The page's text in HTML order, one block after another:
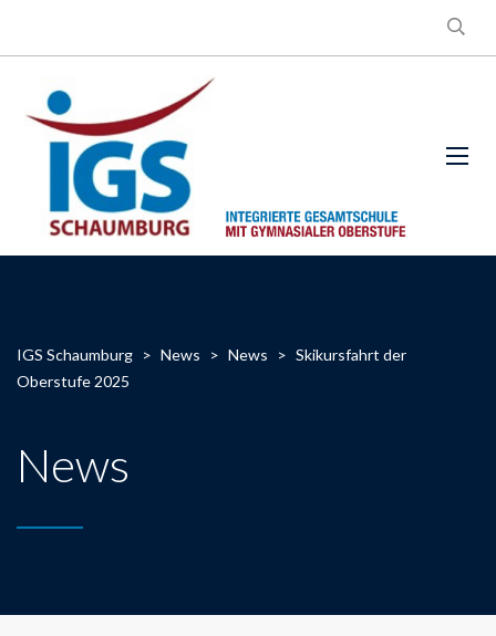
IGS Schaumburg > News > News > Skikursfahrt der
Oberstufe 2025
News